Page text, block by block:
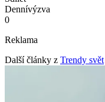
Dennívýzva
0
Reklama
Další články z Trendy svět